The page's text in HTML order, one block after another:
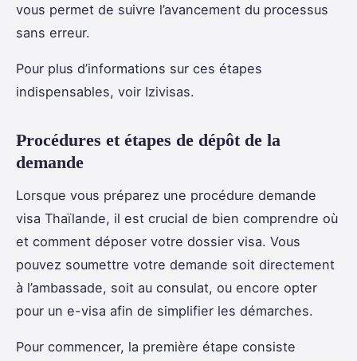
vous permet de suivre l’avancement du processus
sans erreur.
Pour plus d’informations sur ces étapes
indispensables, voir Izivisas.
Procédures et étapes de dépôt de la
demande
Lorsque vous préparez une procédure demande
visa Thaïlande, il est crucial de bien comprendre où
et comment déposer votre dossier visa. Vous
pouvez soumettre votre demande soit directement
à l’ambassade, soit au consulat, ou encore opter
pour un e-visa afin de simplifier les démarches.
Pour commencer, la première étape consiste